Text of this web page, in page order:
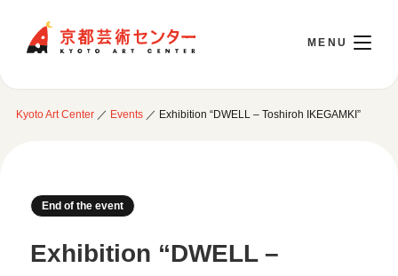
日本語
Opening Today 10:00～22:00
Visit
Kyoto Art Center／ Events／ Exhibition “DWELL – Toshiroh IKEGAMKI”
End of the event
Exhibition “DWELL –